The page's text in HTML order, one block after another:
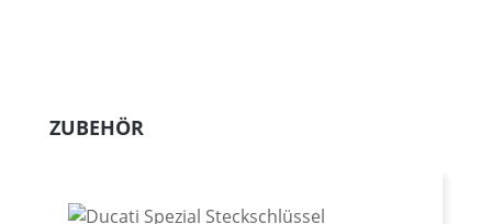
Produktgalerie überspringen
ZUBEHÖR